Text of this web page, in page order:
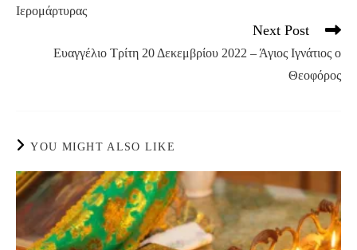
Ιερομάρτυρας
Next Post
Ευαγγέλιο Τρίτη 20 Δεκεμβρίου 2022 – Άγιος Ιγνάτιος ο
Θεοφόρος
YOU MIGHT ALSO LIKE